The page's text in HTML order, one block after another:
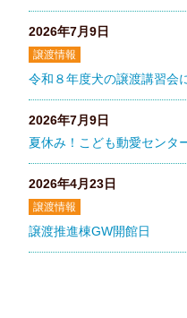
2026年7月9日
譲渡情報
令和８年度犬の譲渡講習会
2026年7月9日
夏休み！こども動愛センタ
2026年4月23日
譲渡情報
譲渡推進棟GW開館日